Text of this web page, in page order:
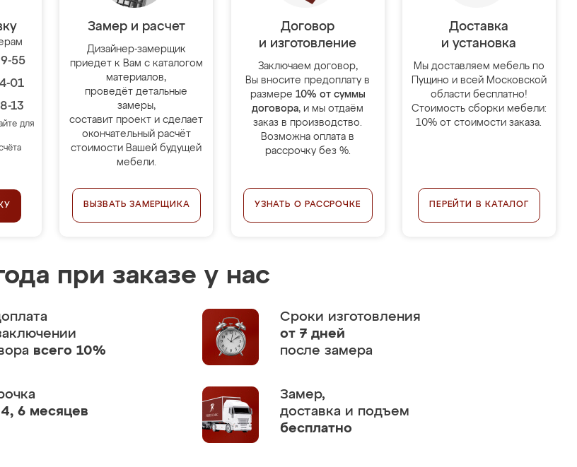
55
01
13
для
Замер и расчет
Дизайнер-замерщик
приедет к Вам с каталогом
материалов,
проведёт детальные
замеры,
составит проект и сделает
окончательный расчёт
стоимости Вашей будущей
мебели.
ВЫЗВАТЬ ЗАМЕРЩИКА
Договор
и изготовление
Заключаем договор,
Вы вносите предоплату в
размере 10% от суммы
договора, и мы отдаём
заказ в производство.
Возможна оплата в
рассрочку без %.
УЗНАТЬ О РАССРОЧКЕ
Доставка
и установка
Мы доставляем мебель по
Пущино и всей Московской
области бесплатно!
Стоимость сборки мебели:
10% от стоимости заказа.
ПЕРЕЙТИ В КАТАЛОГ
при заказе у нас
всего 10%
Сроки изготовления
от 7 дней
после замера
4, 6 месяцев
Замер,
доставка и подъем
бесплатно